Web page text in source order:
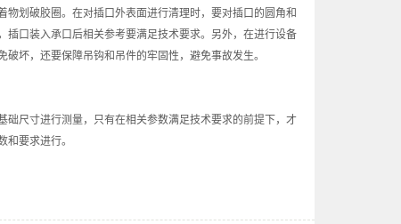
划破胶圈。在对插口外表面进行清理时，要对插口的圆角和
口装入承口后相关参考要满足技术要求。另外，在进行设备
坏，还要保障吊钩和吊件的牢固性，避免事故发生。
尺寸进行测量，只有在相关参数满足技术要求的前提下，才
要求进行。